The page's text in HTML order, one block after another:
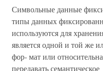
Символьные данные
типы данных
используются для
является одной и той же
фор- мат или
передавать семантическое